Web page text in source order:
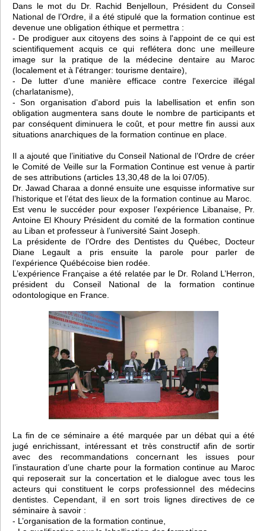
Dans le mot du Dr. Rachid Benjelloun, Président du Conseil
National de l’Ordre, il a été stipulé que la formation continue est
devenue une obligation éthique et permettra :
- De prodiguer aux citoyens des soins à l'appoint de ce qui est
scientifiquement acquis ce qui reflétera donc une meilleure
image sur la pratique de la médecine dentaire au Maroc
(localement et à l'étranger: tourisme dentaire),
- De lutter d’une manière efficace contre l'exercice illégal
(charlatanisme),
- Son organisation d'abord puis la labellisation et enfin son
obligation augmentera sans doute le nombre de participants et
par conséquent diminuera le coût, et pour mettre fin aussi aux
situations anarchiques de la formation continue en place.
Il a ajouté que l’initiative du Conseil National de l’Ordre de créer
le Comité de Veille sur la Formation Continue est venue à partir
de ses attributions (articles 13,30,48 de la loi 07/05).
Dr. Jawad Charaa a donné ensuite une esquisse informative sur
l’historique et l’état des lieux de la formation continue au Maroc.
Est venu le succéder pour exposer l’expérience Libanaise, Pr.
Antoine El Khoury Président du comité de la formation continue
au Liban et professeur à l’université Saint Joseph.
La présidente de l’Ordre des Dentistes du Québec, Docteur
Diane Legault a pris ensuite la parole pour parler de
l’expérience Québécoise bien rodée.
L’expérience Française a été relatée par le Dr. Roland L’Herron,
président du Conseil National de la formation continue
odontologique en France.
La fin de ce séminaire a été marquée par un débat qui a été
jugé enrichissant, intéressant et très constructif afin de sortir
avec des recommandations concernant les issues pour
l’instauration d’une charte pour la formation continue au Maroc
qui reposerait sur la concertation et le dialogue avec tous les
acteurs qui constituent le corps professionnel des médecins
dentistes. Cependant, il en sort trois lignes directives de ce
séminaire à savoir :
- L’organisation de la formation continue,